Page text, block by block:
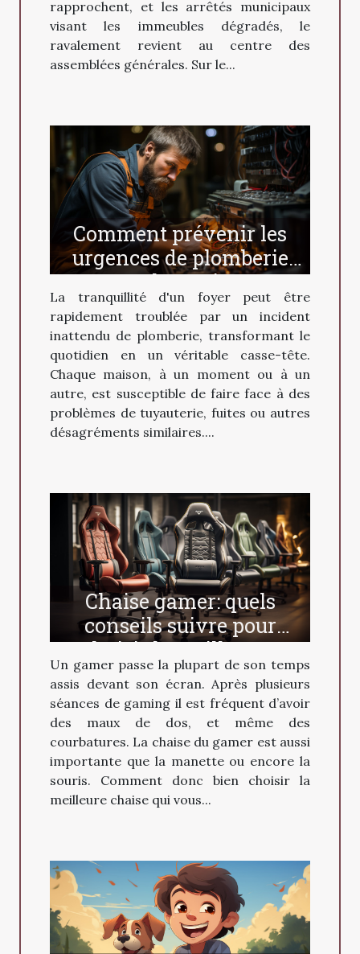
rapprochent, et les arrêtés municipaux
visant les immeubles dégradés, le
ravalement revient au centre des
assemblées générales. Sur le...
Comment prévenir les
urgences de plomberie
chez soi
La tranquillité d'un foyer peut être
rapidement troublée par un incident
inattendu de plomberie, transformant le
quotidien en un véritable casse-tête.
Chaque maison, à un moment ou à un
autre, est susceptible de faire face à des
problèmes de tuyauterie, fuites ou autres
désagréments similaires....
Chaise gamer: quels
conseils suivre pour
choisir la meilleure ?
Un gamer passe la plupart de son temps
assis devant son écran. Après plusieurs
séances de gaming il est fréquent d’avoir
des maux de dos, et même des
courbatures. La chaise du gamer est aussi
importante que la manette ou encore la
souris. Comment donc bien choisir la
meilleure chaise qui vous...